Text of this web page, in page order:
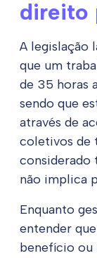
direito
A legislação
que um
de 35 horas
sendo que
através de
coletivos de
considerado
não implica
Enquanto
entender
benefício ou